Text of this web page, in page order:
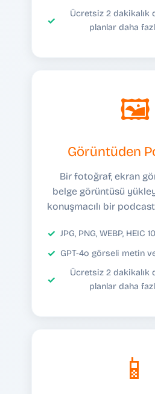
Ücretsiz 2 dakikalık
planlar daha
🖼️
Görüntüden
Bir fotoğraf, ekran
belge görüntüsü
konuşmacılı bir
JPG, PNG, WEBP, HEIC
GPT-4o görseli metin
Ücretsiz 2 dakikalık
planlar daha
📱